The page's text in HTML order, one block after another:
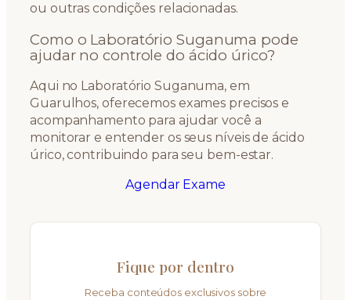
ou outras condições relacionadas.
Como o Laboratório Suganuma pode
ajudar no controle do ácido úrico?
Aqui no Laboratório Suganuma, em
Guarulhos, oferecemos exames precisos e
acompanhamento para ajudar você a
monitorar e entender os seus níveis de ácido
úrico, contribuindo para seu bem-estar.
Agendar Exame
Fique por dentro
Receba conteúdos exclusivos sobre